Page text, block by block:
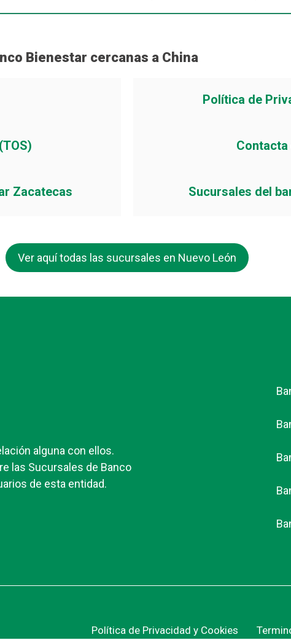
Bienestar cercanas a China
Política de
Zacatecas Sucursales del
Ver aquí todas las sucursales en Nuevo León
alguna con ellos.
las Sucursales de Banco
de esta entidad.
Política de Privacidad y Cookies